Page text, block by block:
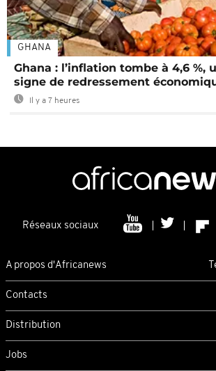
GHANA
Ghana : l’inflation tombe à 4,6 %,
signe de redressement
Il y a 7 heures
Réseaux sociaux
A propos d'Africanews
Contacts
Distribution
Jobs